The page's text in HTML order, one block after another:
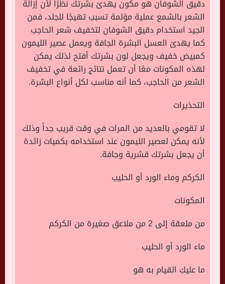
دقيق الشوفان هو مكون يهدئ بشرتك نظرًا لأن إزالة
الشعر بالشمع عملية مؤلمة تسبب تهيجًا للجلد، فمن
الجيد استخدام دقيق الشوفان لتخفيف شعر الحاجب
كما يهدئ العسل البشرة الجافة ويعمل عصير الليمون
كمبيض خفيف ويجعل لون بشرتك أفتح لذلك يمكن
لهذه المكونات معًا أن تعمل نتائج رائعة في تخفيف
الشعر من الحاجب، كما أنه مناسب لكل أنواع البشرة.
التحذيرات
لا تقومي بالعديد من المرات في وقت قريب جداً وذلك
لأنه يمكن لعصير الليمون عند استخدامه بكميات زائدة
أن يجعل بشرتك قشرية وجافة.
الكركم وماء الورد أو الحليب
المكونات
من ملعقة إلى 2 من ملاعق صغيرة من الكركم
ماء الورد أو الحليب
ما عليكِ القيام به هو